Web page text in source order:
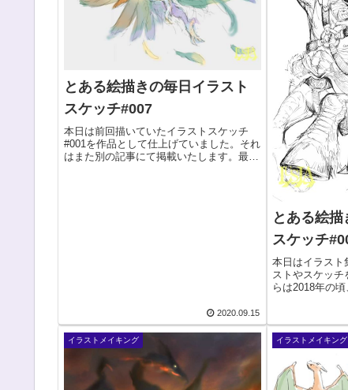
とある絵描きの毎日イラスト
スケッチ#007
本日は前回描いていたイラストスケッチ
#001を作品として仕上げていました。それ
はまた別の記事にて掲載いたします。最近
2020.09.15
とある絵描
スケッチ
本日はイラスト
ストやスケッチ
らは2018年の
と思いました
ような気がして
ラフがす...
イラストメイキング イラストメイキング